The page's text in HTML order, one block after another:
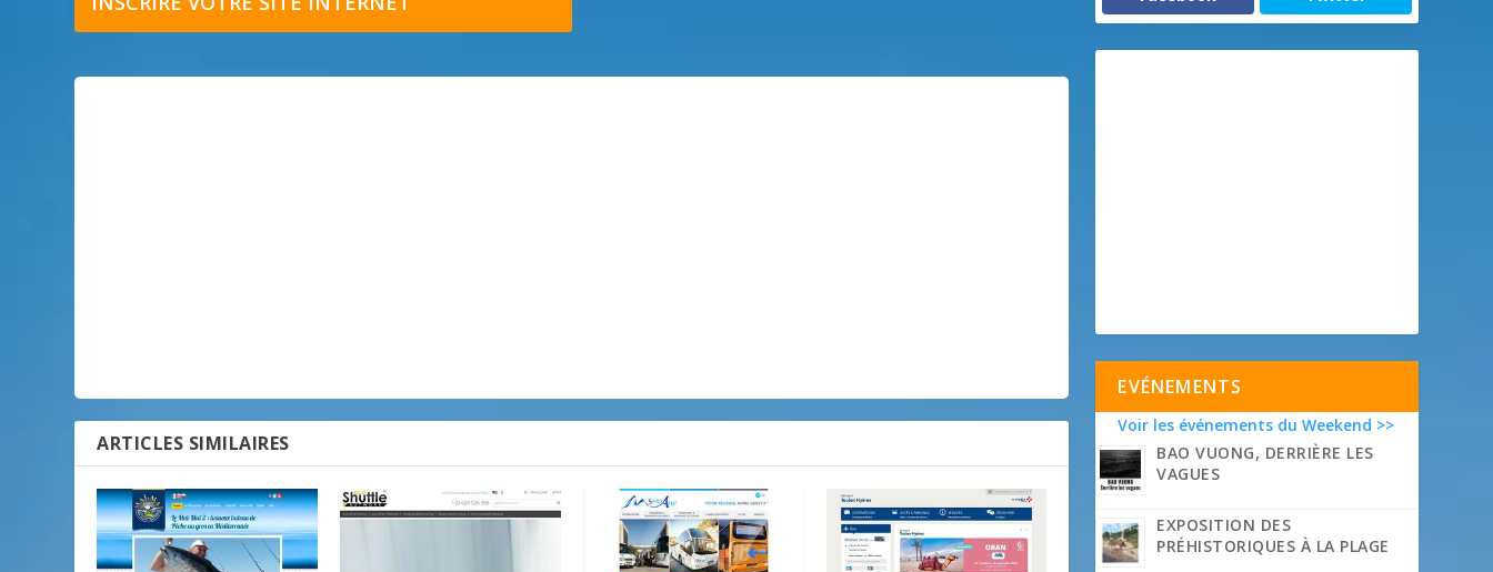
ARTICLES SIMILAIRES
EVÉNEMENTS
Voir les événements du Weekend >>
BAO VUONG, DERRIÈRE LES
VAGUES
EXPOSITION DES
PRÉHISTORIQUES À LA PLAGE